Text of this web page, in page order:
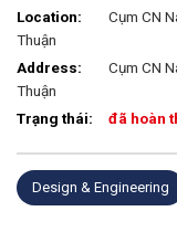
Location:
Cụm CN
Thuận
Address:
Cụm CN
Thuận
Trạng thái:
đã hoàn
Design & Engineering